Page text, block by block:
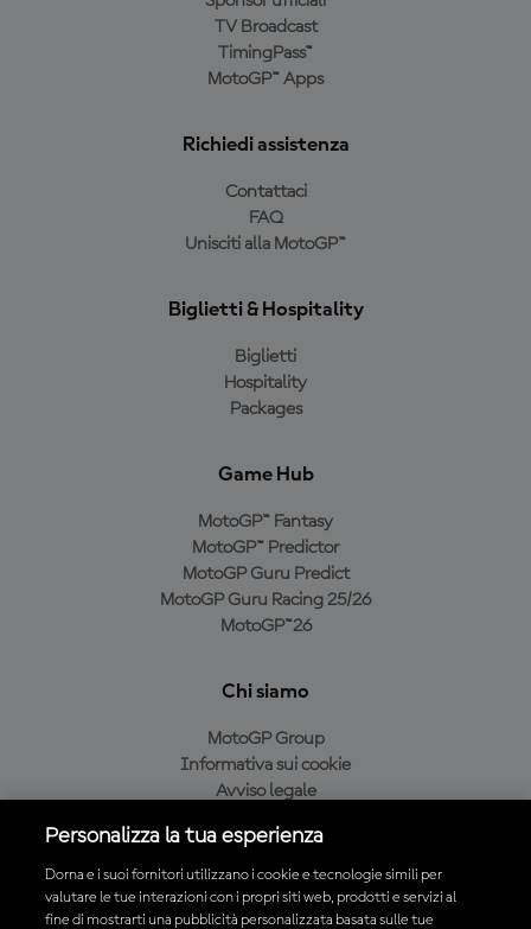
TV Broadcast
TimingPass™
MotoGP™ Apps
Richiedi assistenza
Contattaci
FAQ
Unisciti alla MotoGP™
Biglietti & Hospitality
Biglietti
Hospitality
Packages
Game Hub
MotoGP™ Fantasy
MotoGP™ Predictor
MotoGP Guru Predict
MotoGP Guru Racing 25/26
MotoGP™26
Chi siamo
MotoGP Group
Informativa sui cookie
Avviso legale
Condizioni di acquisto
Personalizza la tua esperienza
Dorna e i suoi fornitori utilizzano i cookie e tecnologie simili per
valutare le tue interazioni con i propri siti web, prodotti e servizi al
fine di mostrarti una pubblicità personalizzata basata sulle tue